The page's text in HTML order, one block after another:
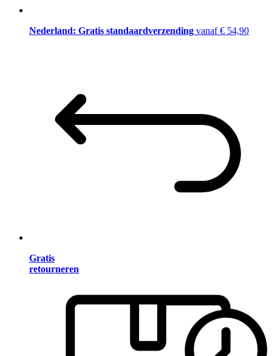
Nederland: Gratis standaardverzending vanaf € 54,90
Gratis
retourneren